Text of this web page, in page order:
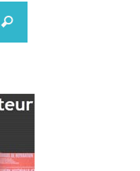
Recherche